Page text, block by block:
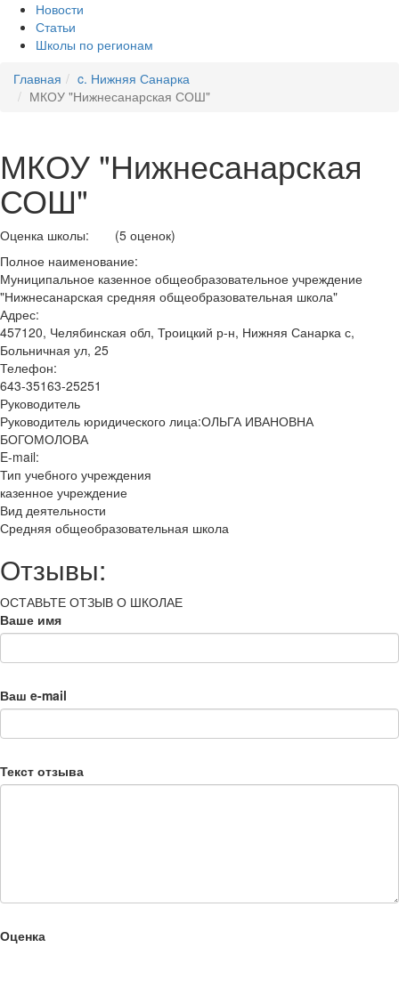
Новости
Статьи
Школы по регионам
Главная
c. Нижняя Санарка
МКОУ "Нижнесанарская СОШ"
МКОУ "Нижнесанарская
СОШ"
Оценка школы:
(5 оценок)
Полное наименование:
Муниципальное казенное общеобразовательное учреждение
"Нижнесанарская средняя общеобразовательная школа"
Адрес:
457120, Челябинская обл, Троицкий р-н, Нижняя Санарка с,
Больничная ул, 25
Телефон:
643-35163-25251
Руководитель
Руководитель юридического лица:ОЛЬГА ИВАНОВНА
БОГОМОЛОВА
E-mail:
Тип учебного учреждения
казенное учреждение
Вид деятельности
Средняя общеобразовательная школа
Отзывы:
ОСТАВЬТЕ ОТЗЫВ О ШКОЛАЕ
Ваше имя
Ваш e-mail
Текст отзыва
Оценка